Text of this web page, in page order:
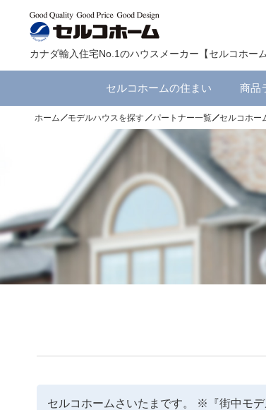
カナダ輸入住宅No.1のハウスメーカー【セルコホーム
セルコホームの住まい 商品
ホーム モデルハウスを探す パートナー一覧 セルコホー
セルコホームさいたまです。 ※『街中